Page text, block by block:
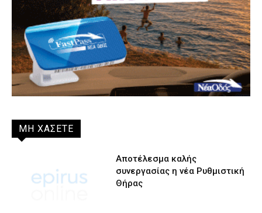
ΜΗ ΧΑΣΕΤΕ
Αποτέλεσμα καλής
συνεργασίας η νέα Ρυθμιστική
Θήρας